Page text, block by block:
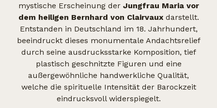
mystische Erscheinung der Jungfrau Maria vor
dem heiligen Bernhard von Clairvauxdarstellt.
Entstanden in Deutschland im 18. Jahrhundert,
beeindruckt dieses monumentale Andachtsrelief
durch seine ausdrucksstarke Komposition, tief
plastisch geschnitzte Figuren und eine
außergewöhnliche handwerkliche Qualität,
welche die spirituelle Intensität der Barockzeit
eindrucksvoll widerspiegelt.